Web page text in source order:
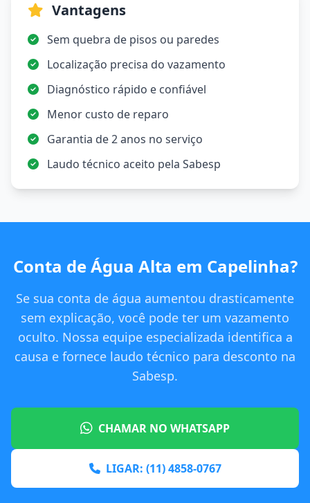
Vantagens
Sem quebra de pisos ou paredes
Localização precisa do vazamento
Diagnóstico rápido e confiável
Menor custo de reparo
Garantia de 2 anos no serviço
Laudo técnico aceito pela Sabesp
Conta de Água Alta em Capelinha?
Se sua conta de água aumentou drasticamente
sem explicação, você pode ter um vazamento
oculto. Nossa equipe especializada identifica a
causa e fornece laudo técnico para desconto na
Sabesp.
CHAMAR NO WHATSAPP
LIGAR: (11) 4858-0767